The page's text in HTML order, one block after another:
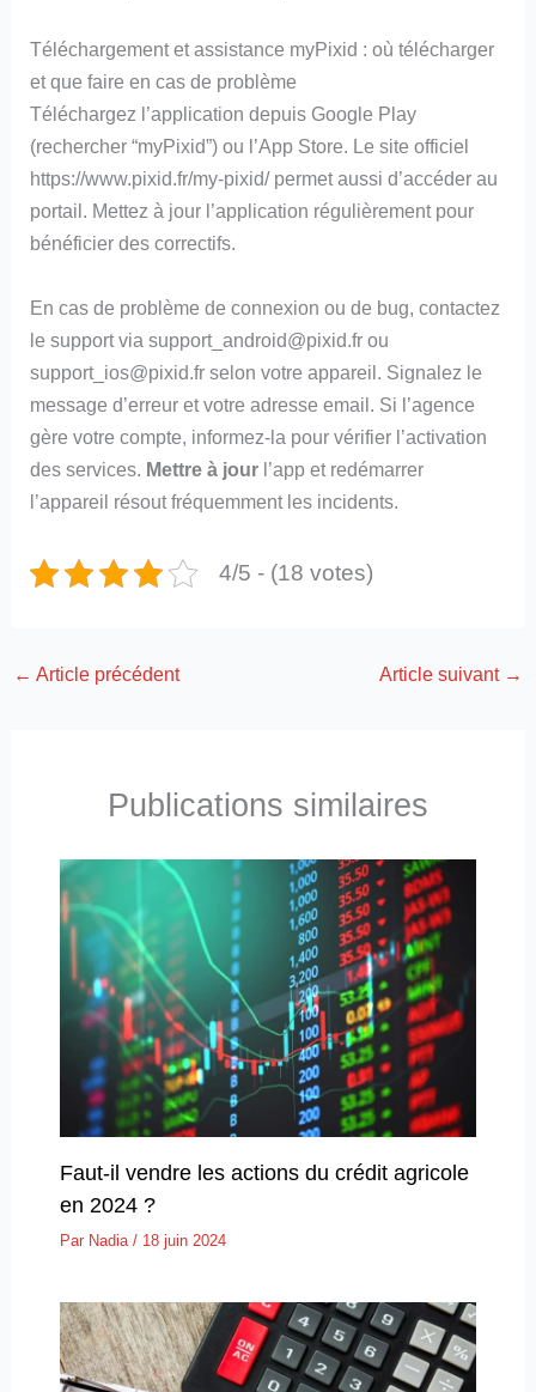
Téléchargement et assistance myPixid : où télécharger
et que faire en cas de problème
Téléchargez l’application depuis Google Play
(rechercher “myPixid”) ou l’App Store. Le site officiel
https://www.pixid.fr/my-pixid/ permet aussi d’accéder au
portail. Mettez à jour l’application régulièrement pour
bénéficier des correctifs.
En cas de problème de connexion ou de bug, contactez
le support via support_android@pixid.fr ou
support_ios@pixid.fr selon votre appareil. Signalez le
message d’erreur et votre adresse email. Si l’agence
gère votre compte, informez-la pour vérifier l’activation
des services. Mettre à jour l’app et redémarrer
l’appareil résout fréquemment les incidents.
4/5 - (18 votes)
← Article précédent Article suivant →
Publications similaires
Faut-il vendre les actions du crédit agricole
en 2024 ?
Par Nadia / 18 juin 2024